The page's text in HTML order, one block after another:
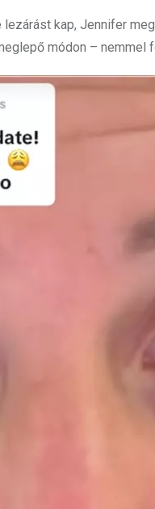
lezárást kap, Jennifer
módon – nemmel